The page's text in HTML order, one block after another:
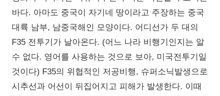
바다. 아마도 중국이 자기네 땅이라고 주장하는 중국
대륙 남부, 남중국해인 모양이다. 어디선가 두 대의
F35 전투기가 날아온다. (어느 나라 비행기인지는 알
수 없다. 영어를 사용하는 것으로 보아, 미국전투기일
것이다) F35의 위협적인 저공비행, 슈퍼소닉발생으로
시추선과 어선이 뒤집어지고 피해가 발생한다. 이때